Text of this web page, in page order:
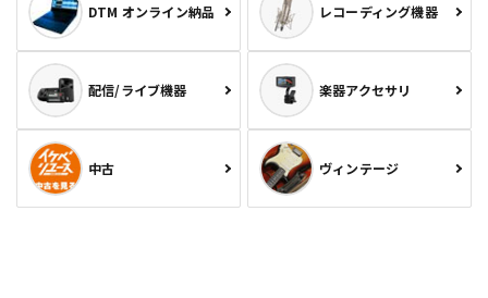
DTM オンライン納品 レコーディング機器
配信/ライブ機器 楽器アクセサリ
中古 ヴィンテージ